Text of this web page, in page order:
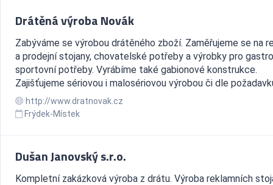
Drátěná výroba Novák
Zabýváme se výrobou drátěného zboží. Zaměřujeme se na
a prodejní stojany, chovatelské potřeby a výrobky pro
sportovní potřeby. Vyrábíme také gabionové konstrukce.
Zajišťujeme sériovou i malosériovou výrobou či dle
http://www.dratnovak.cz
Frýdek-Místek
Dušan Janovský s.r.o.
Kompletní zakázková výroba z drátu. Výroba reklamních